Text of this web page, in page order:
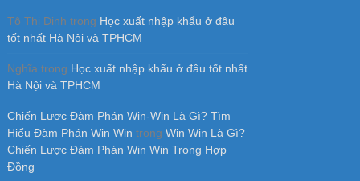
Tô Thị Dinh trong Học xuất nhập khẩu ở đâu
tốt nhất Hà Nội và TPHCM
Nghĩatrong Học xuất nhập khẩu ở đâu tốt nhất
Hà Nội và TPHCM
Chiến Lược Đàm Phán Win-Win Là Gì? Tìm
Hiểu Đàm Phán Win Win trong Win Win Là Gì?
Chiến Lược Đàm Phán Win Win Trong Hợp
Đồng